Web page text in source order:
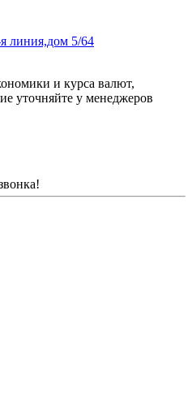
линия,дом 5/64
и курса валют,
уточняйте у менеджеров